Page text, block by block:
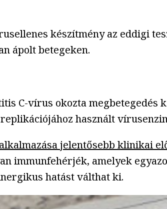
készítmény az eddigi
ápolt betegeken.
C-vírus okozta
használt
jelentősebb klinikai
immunfehérjék, amelyek
hatást válthat ki.